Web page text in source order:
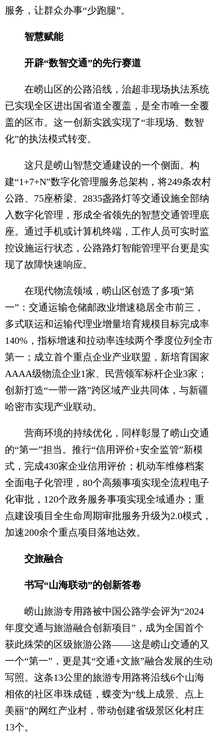
服务，让群众办事“少跑腿”。
智慧赋能
开辟“数智交通”的先行赛道
在崂山区的公路沿线，治超非现场执法系统
已实现全区进出国省道全覆盖，是全市唯一全覆
盖的区市。这一创新实践实现了“非现场、数智
化”的执法模式转变。
这只是崂山智慧交通建设的一个侧面。构
建“1+7+N”数字化管理服务总架构，将249条农村
公路、75座桥梁、2835盏路灯等交通设施全部纳
入数字化管理，形成全省领先的智慧交通管理底
座。通过手机或计算机终端，工作人员可实时监
控设施运行状态，公路路灯智能管理平台更是实
现了故障快速响应。
在现代物流领域，崂山区创造了多项“第
一”：交通运输仓储邮政业增速稳居全市前三，
多式联运和运输代理业增量培育规模目标完成率
140%，指标增速和拉动率连续两个季度位列全市
第一；成立首个重点企业产业联盟，新培育国家
AAAA级物流企业1家、民营领军标杆企业3家；
创新打造“一带一路”跨区域产业共同体，与新疆
哈密市实现产业联动。
营商环境的持续优化，同样彰显了崂山交通
的“第一”担当。推行“信用评价+安全监管”新模
式，完成430家企业信用评价；机动车维修档案
全面电子化管理，80个高频事项实现全流程电子
化审批，120个政务服务事项实现全域通办；重
点建设项目全生命周期审批服务升级为2.0模式，
加速200余个重点项目落地达效。
交旅融合
书写“山海联动”的创新答卷
崂山旅游专用路被中国公路学会评为“2024
年度交通与旅游融合创新项目”，成为全国首个
获此殊荣的区级旅游公路——这是崂山交通的又
一个“第一”，更是其“交通+文旅”融合发展的生动
写照。这条13公里的旅游专用路将沿线6个山海
相依的社区串珠成链，蝶变为“线上成景、点上
美丽”的网红产业村，带动创建省级景区化村庄
13个。